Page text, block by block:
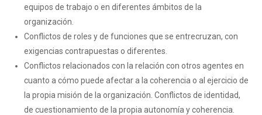
equipos de trabajo o en diferentes ámbitos de la
organización.
Conflictos de roles y de funciones que se entrecruzan, con
exigencias contrapuestas o diferentes.
Conflictos relacionados con la relación con otros agentes en
cuanto a cómo puede afectar a la coherencia o al ejercicio de
la propia misión de la organización. Conflictos de identidad,
de cuestionamiento de la propia autonomía y coherencia.